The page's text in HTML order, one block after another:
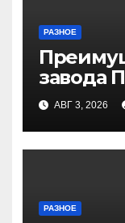
РАЗНОЕ
завода
АВГ 3, 2026
РАЗНОЕ